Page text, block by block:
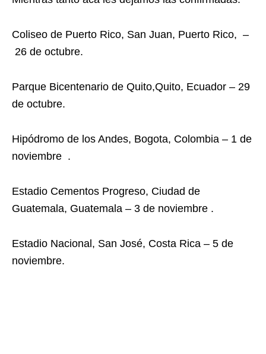
Coliseo de Puerto Rico, San Juan, Puerto Rico, –
26 de octubre.
Parque Bicentenario de Quito,Quito, Ecuador – 29
de octubre.
Hipódromo de los Andes, Bogota, Colombia – 1 de
noviembre .
Estadio Cementos Progreso, Ciudad de
Guatemala, Guatemala – 3 de noviembre .
Estadio Nacional, San José, Costa Rica – 5 de
noviembre.